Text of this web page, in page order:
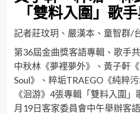
「雙料入圍」歌
記者莊玟玥、嚴漢本、童智群/
第36屆金曲獎客語專輯、歌手
中秋林《夢裡夢外》、黃子軒
Soul》、粹垢TRAEGO《純粹
《洄游》4張專輯「雙料入圍
月19日客家委員會中午舉辦客